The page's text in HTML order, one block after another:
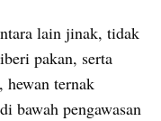
lain jinak, tidak
pakan, serta
ternak
bawah pengawasan